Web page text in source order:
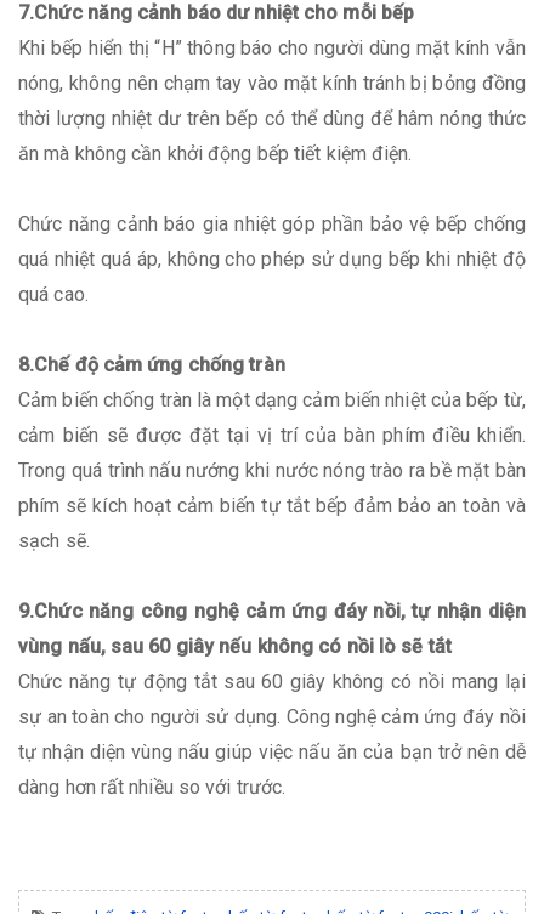
7.Chức năng cảnh báo dư nhiệt cho mỗi bếp
Khi bếp hiển thị “H” thông báo cho người dùng mặt kính vẫn
nóng, không nên chạm tay vào mặt kính tránh bị bỏng đồng
thời lượng nhiệt dư trên bếp có thể dùng để hâm nóng thức
ăn mà không cần khởi động bếp tiết kiệm điện.
Chức năng cảnh báo gia nhiệt góp phần bảo vệ bếp chống
quá nhiệt quá áp, không cho phép sử dụng bếp khi nhiệt độ
quá cao.
8.Chế độ cảm ứng chống tràn
Cảm biến chống tràn là một dạng cảm biến nhiệt của bếp từ,
cảm biến sẽ được đặt tại vị trí của bàn phím điều khiển.
Trong quá trình nấu nướng khi nước nóng trào ra bề mặt bàn
phím sẽ kích hoạt cảm biến tự tắt bếp đảm bảo an toàn và
sạch sẽ.
9.Chức năng công nghệ cảm ứng đáy nồi, tự nhận diện
vùng nấu, sau 60 giây nếu không có nồi lò sẽ tắt
Chức năng tự động tắt sau 60 giây không có nồi mang lại
sự an toàn cho người sử dụng. Công nghệ cảm ứng đáy nồi
tự nhận diện vùng nấu giúp việc nấu ăn của bạn trở nên dễ
dàng hơn rất nhiều so với trước.